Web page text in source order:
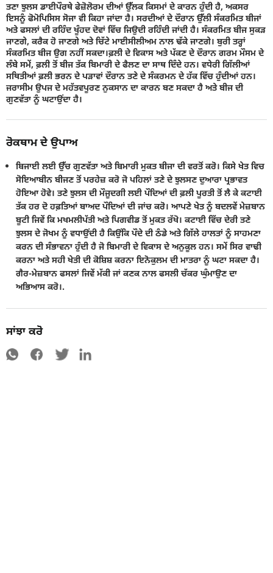
ਤਣਾ ਝੁਲਸ ਡਾਈਪੌਰਥੇ ਫੇਜ਼ੋਲੋਰਮ ਦੀਆਂ ਉੱਲਕ ਕਿਸਮਾਂ ਦੇ ਕਾਰਨ ਹੁੰਦੀ ਹੈ, ਅਕਸਰ
ਇਸਨੂੰ ਫੋਮੋਪਿਸਿਸ ਸੋਜਾ ਵੀ ਕਿਹਾ ਜਾਂਦਾ ਹੈ। ਸਰਦੀਆਂ ਦੇ ਦੌਰਾਨ ਉੱਲੀ ਸੰਕਰਮਿਤ ਬੀਜਾਂ
ਅਤੇ ਫਸਲਾਂ ਦੀ ਰਹਿੰਦ ਖੂੰਹਦ ਦੋਵਾਂ ਵਿੱਚ ਜਿਉਦੀ ਰਹਿੰਦੀ ਜਾਂਦੀ ਹੈ। ਸੰਕਰਮਿਤ ਬੀਜ ਸੁਕੜ
ਜਾਣਗੇ, ਕਰੈਕ ਹੋ ਜਾਣਗੇ ਅਤੇ ਚਿੱਟੇ ਮਾਈਸੀਲੀਅਮ ਨਾਲ ਢੱਕੇ ਜਾਣਗੇ। ਬੁਰੀ ਤਰ੍ਹਾਂ
ਸੰਕਰਮਿਤ ਬੀਜ ਉਗ ਨਹੀਂ ਸਕਦਾ।ਫ਼ਲੀ ਦੇ ਵਿਕਾਸ ਅਤੇ ਪੱਕਣ ਦੇ ਦੌਰਾਨ ਗਰਮ ਮੌਸਮ ਦੇ
ਲੰਬੇ ਸਮੇਂ, ਫ਼ਲੀ ਤੋਂ ਬੀਜ ਤੱਕ ਬਿਮਾਰੀ ਦੇ ਫੈਲਣ ਦਾ ਸਾਥ ਦਿੰਦੇ ਹਨ। ਵਧੇਰੀ ਗਿੱਲੀਆਂ
ਸਥਿਤੀਆਂ ਫ਼ਲੀ ਭਰਨ ਦੇ ਪੜਾਵਾਂ ਦੌਰਾਨ ਤਣੇ ਦੇ ਸੰਕਰਮਨ ਦੇ ਹੱਕ ਵਿੱਚ ਹੁੰਦੀਆਂ ਹਨ।
ਜਰਾਸੀਮ ਉਪਜ ਦੇ ਮਹੱਤਵਪੂਰਣ ਨੁਕਸਾਨ ਦਾ ਕਾਰਨ ਬਣ ਸਕਦਾ ਹੈ ਅਤੇ ਬੀਜ ਦੀ
ਗੁਣਵੱਤਾ ਨੂੰ ਘਟਾਉਂਦਾ ਹੈ।
ਰੋਕਥਾਮ ਦੇ ਉਪਾਅ
ਬਿਜਾਈ ਲਈ ਉੱਚ ਗੁਣਵੱਤਾ ਅਤੇ ਬਿਮਾਰੀ ਮੁਕਤ ਬੀਜਾ ਦੀ ਵਰਤੋਂ ਕਰੋ। ਕਿਸੇ ਖੇਤ ਵਿਚ
ਸੋਇਆਬੀਨ ਬੀਜਣ ਤੋਂ ਪਰਹੇਜ਼ ਕਰੋ ਜੋ ਪਹਿਲਾਂ ਤਣੇ ਦੇ ਝੁਲਸਣ ਦੁਆਰਾ ਪ੍ਰਭਾਵਤ
ਹੋਇਆ ਹੋਵੇ। ਤਣੇ ਝੁਲਸ ਦੀ ਮੌਜੂਦਗੀ ਲਈ ਪੌਦਿਆਂ ਦੀ ਫ਼ਲੀ ਪੂਰਤੀ ਤੋਂ ਲੈ ਕੇ ਕਟਾਈ
ਤੱਕ ਹਰ ਦੋ ਹਫ਼ਤਿਆਂ ਬਾਅਦ ਪੌਦਿਆਂ ਦੀ ਜਾਂਚ ਕਰੋ। ਆਪਣੇ ਖੇਤ ਨੂੰ ਬਦਲਵੇਂ ਮੇਜ਼ਬਾਨ
ਬੂਟੀ ਜਿਵੇਂ ਕਿ ਮਖਮਲੀਪੱਤੀ ਅਤੇ ਪਿਗਵੀਡ ਤੋਂ ਮੁਕਤ ਰੱਖੋ। ਕਟਾਈ ਵਿੱਚ ਦੇਰੀ ਤਣੇ
ਝੁਲਸ ਦੇ ਜੋਖਮ ਨੂੰ ਵਧਾਉਂਦੀ ਹੈ ਕਿਉਂਕਿ ਪੌਦੇ ਦੀ ਠੰਡੇ ਅਤੇ ਗਿੱਲੇ ਹਾਲਤਾਂ ਨੂੰ ਸਾਹਮਣਾ
ਕਰਨ ਦੀ ਸੰਭਾਵਨਾ ਹੁੰਦੀ ਹੈ ਜੋ ਬਿਮਾਰੀ ਦੇ ਵਿਕਾਸ ਦੇ ਅਨੁਕੂਲ ਹਨ। ਸਮੇਂ ਸਿਰ ਵਾਢੀ
ਕਰਨਾ ਅਤੇ ਸਹੀ ਖੇਤੀ ਦੀ ਕੋਸ਼ਿਸ਼ ਕਰਨਾ ਇਨੋਕੁਲਮ ਦੀ ਮਾਤਰਾ ਨੂੰ ਘਟਾ ਸਕਦਾ ਹੈ।
ਗੈਰ-ਮੇਜ਼ਬਾਨ ਫਸਲਾਂ ਜਿਵੇਂ ਮੱਕੀ ਜਾਂ ਕਣਕ ਨਾਲ ਫਸਲੀ ਚੱਕਰ ਘੁੰਮਾਉਣ ਦਾ
ਅਭਿਆਸ ਕਰੋ।.
ਸਾਂਝਾ ਕਰੋ